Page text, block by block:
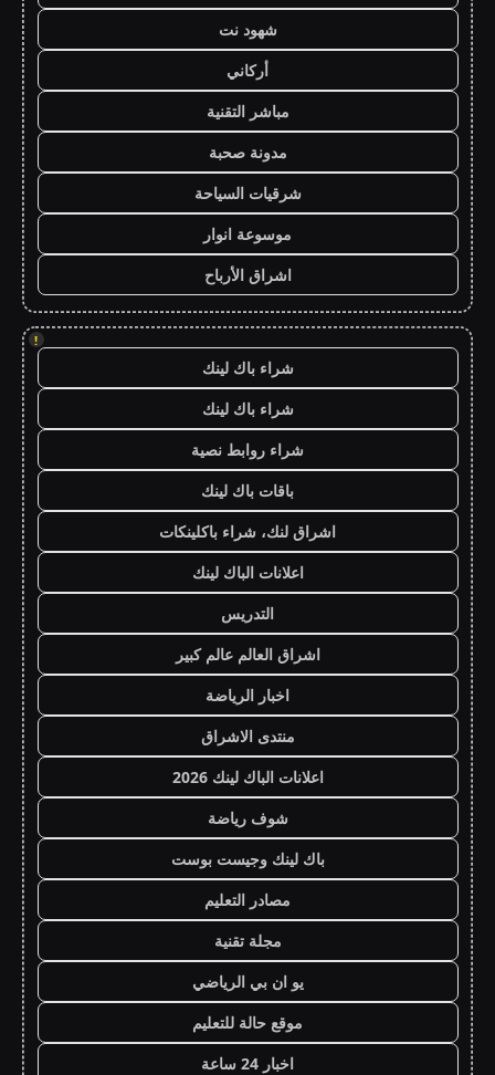
شهود نت
أركاني
مباشر التقنية
مدونة صحبة
شرقيات السياحة
موسوعة انوار
اشراق الأرباح
!
شراء باك لينك
شراء باك لينك
شراء روابط نصية
باقات باك لينك
اشراق لنك، شراء باكلينكات
اعلانات الباك لينك
التدريس
اشراق العالم عالم كبير
اخبار الرياضة
منتدى الاشراق
اعلانات الباك لينك 2026
شوف رياضة
باك لينك وجيست بوست
مصادر التعليم
مجلة تقنية
يو ان بي الرياضي
موقع حالة للتعليم
اخبار 24 ساعة